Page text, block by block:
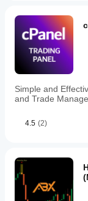
الفعلي.
Simple and
and Trade
4.5 (2)